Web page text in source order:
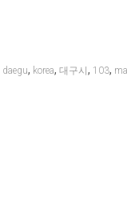
daegu, korea,대구시, 103,